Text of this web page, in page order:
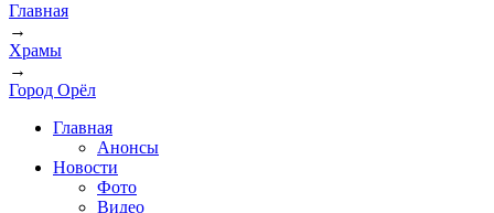
Главная
→
Храмы
→
Город Орёл
Главная
Анонсы
Новости
Фото
Видео